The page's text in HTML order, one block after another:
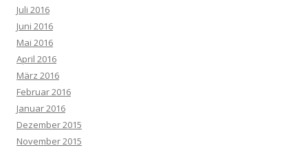
Juli 2016
Juni 2016
Mai 2016
April 2016
März 2016
Februar 2016
Januar 2016
Dezember 2015
November 2015